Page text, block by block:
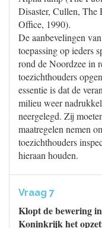
Disaster, Cullen,
Office, 1990).
De aanbevelingen
toepassing op ieders
rond de Noordzee in
toezichthouders
essentie is dat de
milieu weer
neergelegd. Zij
maatregelen nemen
toezichthouders
hieraan houden.
Vraag 7
Klopt de bewering
Koninkrijk het